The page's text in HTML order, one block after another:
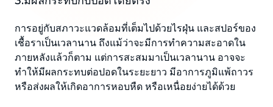
การอยู่กับสภาวะแวดล้อมที่เต็มไปด้วยไรฝุ่น และสปอร์ของ
เชื้อราเป็นเวลานาน ถึงแม้ว่าจะมีการทำความสะอาดใน
ภายหลังแล้วก็ตาม แต่การสะสมมาเป็นเวลานาน อาจจะ
ทำให้มีผลกระทบต่อปอดในระยะยาว มีอาการภูมิแพ้ถาวร
หรือส่งผลให้เกิดอาการหอบหืด หรือเหนื่อยง่ายได้ด้วย